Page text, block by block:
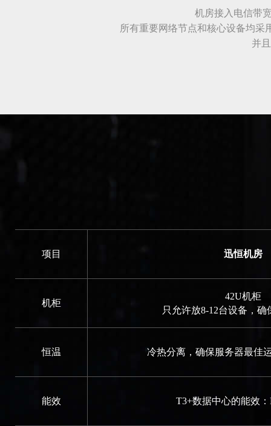
机房接入电信带
所有重要网络节点和核心设备均采
并
项目 迅恒机房
机柜
42U机柜
只允许放8-12台设备，确
恒温 冷热分离，确保服务器最佳
能效 T3+数据中心的能效：